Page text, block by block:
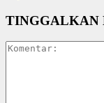
TINGGALKAN